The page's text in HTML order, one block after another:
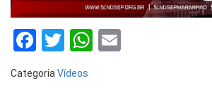
Facebook
TwitterWhatsApp
Categoria Vídeos